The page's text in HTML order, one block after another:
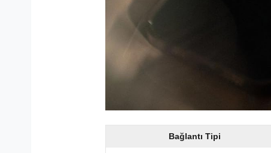
Bağlantı Tipi